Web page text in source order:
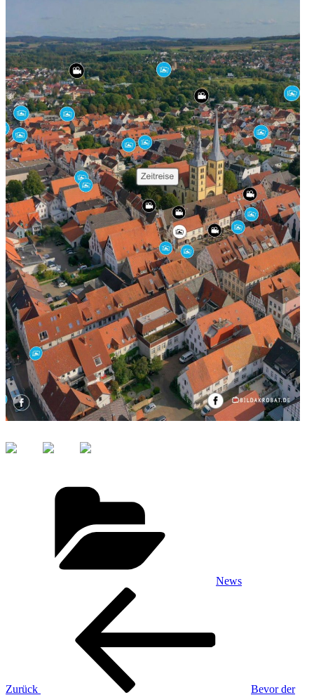
News
Beitragsnavigation
Zurück Bevor der